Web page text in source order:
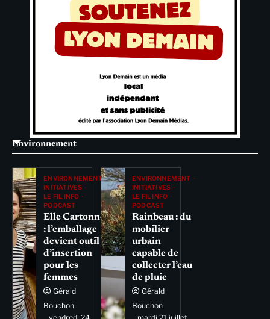
Environnement
ENVIRONNEMENT
INITIATIVES
LE FIL INFO
PODCAST
Elle Cartonne
: l’emballage
devient outil
d’insertion
pour les
femmes
Gérald
Bouchon
ENVIRONNEMENT
INITIATIVES
LE FIL INFO
PODCAST
Rainbeau : du
mobilier
urbain
capable de
collecter l’eau
de pluie
Gérald
Bouchon